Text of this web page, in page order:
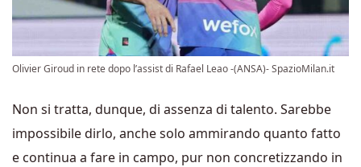
Olivier Giroud in rete dopo l’assist di Rafael Leao -(ANSA)- SpazioMilan.it
Non si tratta, dunque, di assenza di talento. Sarebbe
impossibile dirlo, anche solo ammirando quanto fatto
e continua a fare in campo, pur non concretizzando in